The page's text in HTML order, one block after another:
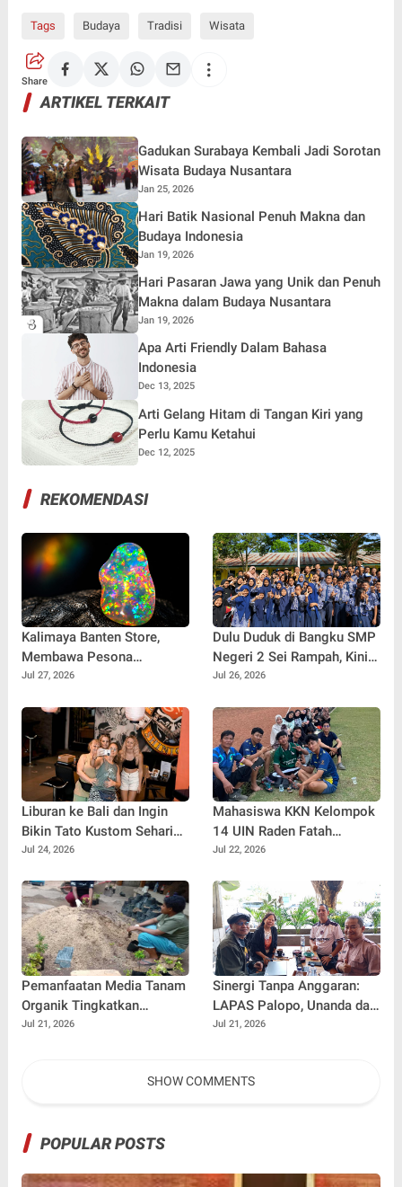
Tags Budaya Tradisi Wisata
Share
ARTIKEL TERKAIT
Gadukan Surabaya Kembali Jadi Sorotan
Wisata Budaya Nusantara
Jan 25, 2026
Hari Batik Nasional Penuh Makna dan
Budaya Indonesia
Jan 19, 2026
Hari Pasaran Jawa yang Unik dan Penuh
Makna dalam Budaya Nusantara
Jan 19, 2026
Apa Arti Friendly Dalam Bahasa
Indonesia
Dec 13, 2025
Arti Gelang Hitam di Tangan Kiri yang
Perlu Kamu Ketahui
Dec 12, 2025
REKOMENDASI
Kalimaya Banten Store,
Membawa Pesona
Kalimaya Banten
dan Internasional
Jul 27, 2026
Dulu Duduk di Bangku SMP
Negeri 2 Sei Rampah, Kini
Penulis Mulai Aja Dulu
sebagai Pemateri untuk
Menginspirasi Generasi
Muda
Jul 26, 2026
Liburan ke Bali dan Ingin
Bikin Tato Kustom Sehari
Jadi? Ini Panduannya
Jul 24, 2026
Mahasiswa KKN Kelompok
14 UIN Raden Fatah
Palembang Jalin
Warga Gunung Kemala
Lewat Sparing Sepak Bola
Jul 22, 2026
Pemanfaatan Media Tanam
Organik Tingkatkan
Keterampilan Masyarakat
Jul 21, 2026
Sinergi Tanpa Anggaran:
LAPAS Palopo, Unanda dan
LSM Wanua Lestari. Inisiasi
Jul 21, 2026
SHOW COMMENTS
POPULAR POSTS